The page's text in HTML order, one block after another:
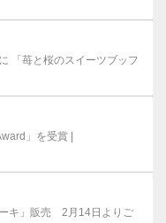
「苺と桜のスイーツブッフ
」を受賞 |
キ」販売 2月14日よりご